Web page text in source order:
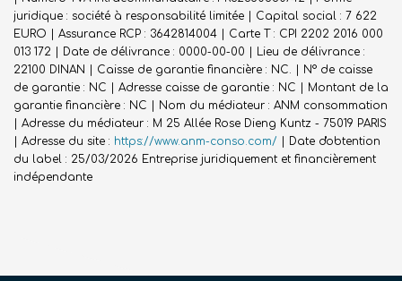
juridique : société à responsabilité limitée | Capital social : 7 622
EURO | Assurance RCP : 3642814004 | Carte T : CPI 2202 2016 000
013 172 | Date de délivrance : 0000-00-00 | Lieu de délivrance :
22100 DINAN | Caisse de garantie financière : NC. | N° de caisse
de garantie : NC | Adresse caisse de garantie : NC | Montant de la
garantie financière : NC | Nom du médiateur : ANM consommation
| Adresse du médiateur : M 25 Allée Rose Dieng Kuntz - 75019 PARIS
| Adresse du site : https://www.anm-conso.com/ | Date d'obtention
du label : 25/03/2026 Entreprise juridiquement et financièrement
indépendante